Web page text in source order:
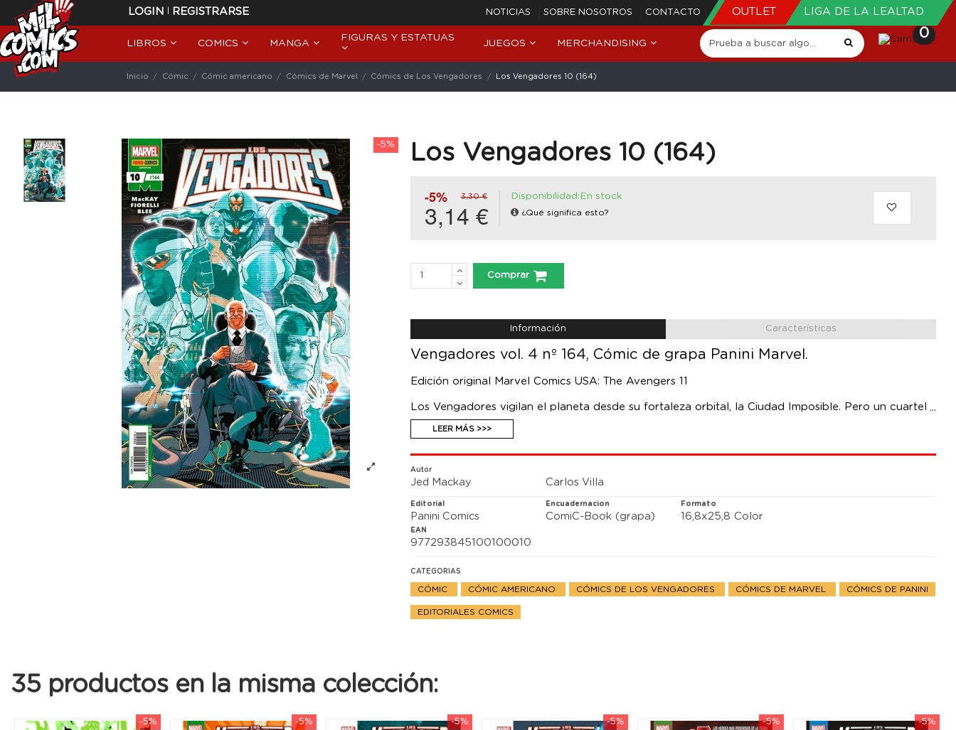
LOGIN | REGISTRARSE NOTICIAS SOBRE NOSOTROS CONTACTO OUTLET LIGA DE LA LEALTAD
LIBROS COMICS MANGA
FIGURAS Y ESTATUAS
JUEGOS MERCHANDISING
0
Inicio Cómic Cómic americano Cómics de Marvel Cómics de Los Vengadores Los Vengadores 10 (164)
-5% Los Vengadores 10 (164)
-5% 3,30 €
3,14 €
Disponibilidad:En stock
¿Qué significa esto?
Comprar
Información Características
Vengadores vol. 4 nº 164, Cómic de grapa Panini Marvel.
Edición original Marvel Comics USA: The Avengers 11
Los Vengadores vigilan el planeta desde su fortaleza orbital, la Ciudad Imposible. Pero un cuartel
general no es necesariamente un hogar, y en un nuevo territorio, Los Vengadores son vulnerables,
lo que exige que uno de sus aliados más antiguos acuda en su ayuda. Vuelve: Edwin Jarvis.
LEER MÁS >>>
Autor
Jed Mackay Carlos Villa
Editorial
Panini Comics
Encuadernacion
ComiC-Book (grapa)
Formato
16,8x25,8 Color
EAN
977293845100100010
CATEGORIAS
CÓMIC CÓMIC AMERICANO CÓMICS DE LOS VENGADORES CÓMICS DE MARVEL CÓMICS DE PANINI
EDITORIALES COMICS
35 productos en la misma colección:
-5% -5% -5% -5% -5% -5%